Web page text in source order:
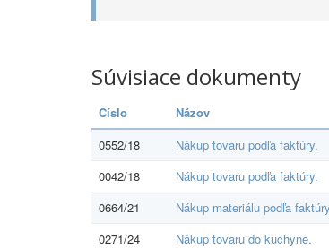
Súvisiace dokumenty
Číslo Názov
0552/18
Nákup tovaru podľa faktúry.
0042/18
Nákup tovaru podľa faktúry.
0664/21
Nákup materiálu podľa
0271/24
Nákup tovaru do kuchyne.